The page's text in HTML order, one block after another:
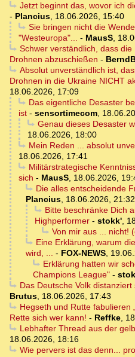
Jetzt beginnt das, wovor ich
- Plancius, 18.06.2026, 15:40
Sie bringen nicht die
"Westeuropa"... - MausS,
Schwer verständlich, dass
Drohnen abzuschießen -
Absolut unverständlich ist,
Drohnen in die Ukraine NICHT
18.06.2026, 17:09
Das eigentliche Desaster
ist - sensortimecom,
Genau dieses Desaster
18.06.2026, 18:00
Mein Reden ... absolut
18.06.2026, 17:41
Militärstrategische
sich - MausS, 18.06.2026,
Die alles entscheidende
Plancius, 18.06.2026, 21:32
Bitte beschränke Dich
Highperformer - stokk',
Von mir aus ... nicht!
Eine Erklärung, warum
wird, ... - FOX-NEWS,
Erklärung hatten wir
Champions League" -
Das Deutsche Volk
Brutus, 18.06.2026, 17:43
Hegseth und Rutte fabulieren
Rette sich wer kann! - Reffke,
Lebhafter Thread aus der
18.06.2026, 18:16
Wie pervers ist das denn...